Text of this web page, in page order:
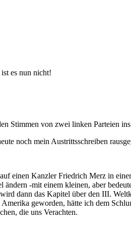
es nun nicht!
Stimmen von zwei linken Parteien
noch mein Austrittsschreiben
einen Kanzler Friedrich Merz in
-mit einem kleinen, aber
dann das Kapitel über den III.
geworden, hätte ich dem
die uns Verachten.